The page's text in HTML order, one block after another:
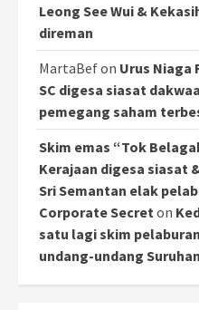
Leong See Wui &
direman
MartaBefon Urus Niaga
SC digesa siasat
pemegang saham
Skim emas “Tok
Kerajaan digesa siasat
Sri Semantan elak
Corporate Secreton
satu lagi skim
undang-undang